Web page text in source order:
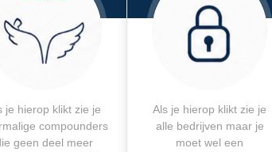
je hierop klikt zie je
compounders
geen deel meer
Als je hierop klikt zie je
alle bedrijven maar je
moet wel een